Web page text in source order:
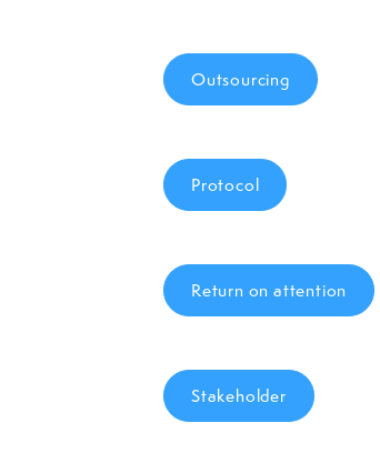
Outsourcing
Protocol
Return on attention
Stakeholder